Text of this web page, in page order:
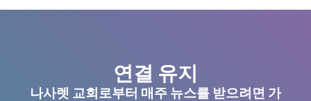
연결 유지
나사렛 교회로부터 매주 뉴스를 받으려면 가